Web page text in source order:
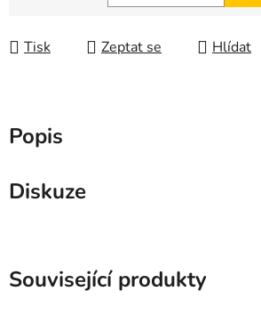
Tisk Zeptat se Hlídat
Popis
Diskuze
Související produkty